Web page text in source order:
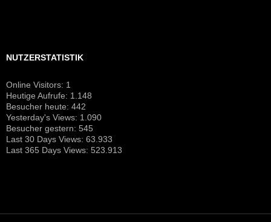
NUTZERSTATISTIK
Online Visitors: 1
Heutige Aufrufe: 1.148
Besucher heute: 442
Yesterday's Views: 1.090
Besucher gestern: 545
Last 30 Days Views: 63.933
Last 365 Days Views: 523.913